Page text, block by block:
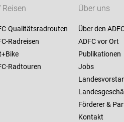
Reisen
Qualitätsradrouten
Radreisen
Radtouren
Über uns
Über den
ADFC vor Ort
Publikationen
Jobs
Förderer &
Kontakt